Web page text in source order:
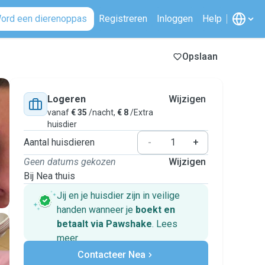
een dierenoppas Registreren Inloggen Help
Opslaan
Logeren
vanaf€ 35 /nacht, € 8/Extra
huisdier
Wijzigen
Aantal huisdieren -
+
Geen datums gekozen
Bij Nea thuis
Wijzigen
Jij en je huisdier zijn in veilige
handen wanneer je boekt en
betaalt via Pawshake. Lees
meer
Veilig betalen
Hulp als plannen veranderen
Contacteer Nea